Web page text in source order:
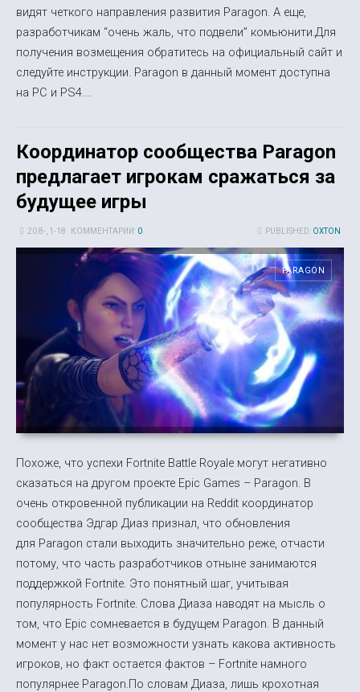
видят четкого направления развития Paragon. А еще,
разработчикам “очень жаль, что подвели” комьюнити.Для
получения возмещения обратитесь на официальный сайт и
следуйте инструкции. Paragon в данный момент доступна
на PC и PS4....
Координатор сообщества Paragon
предлагает игрокам сражаться за
будущее игры
PUBLISHED: OXTON
20 8-, 1-18 КОММЕНТАРИИ: 0
PARAGON
Похоже, что успехи Fortnite Battle Royale могут негативно
сказаться на другом проекте Epic Games – Paragon. В
очень откровенной публикации на Reddit координатор
сообщества Эдгар Диаз признал, что обновления
для Paragon стали выходить значительно реже, отчасти
потому, что часть разработчиков отныне занимаются
поддержкой Fortnite. Это понятный шаг, учитывая
популярность Fortnite. Слова Диаза наводят на мысль о
том, что Epic сомневается в будущем Paragon. В данный
момент у нас нет возможности узнать какова активность
игроков, но факт остается фактов – Fortnite намного
популярнее Paragon.По словам Диаза, лишь крохотная